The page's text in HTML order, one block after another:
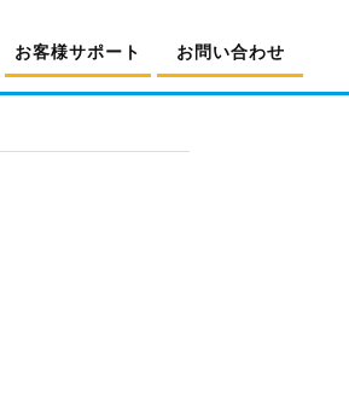
お客様サポート お問い合わせ